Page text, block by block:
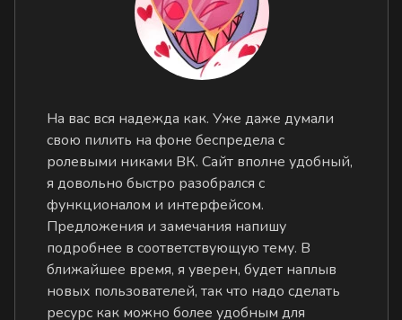
На вас вся надежда как. Уже даже думали
свою пилить на фоне беспредела с
ролевыми никами ВК. Сайт вполне удобный,
я довольно быстро разобрался с
функционалом и интерфейсом.
Предложения и замечания напишу
подробнее в соответствующую тему. В
ближайшее время, я уверен, будет наплыв
новых пользователей, так что надо сделать
ресурс как можно более удобным для